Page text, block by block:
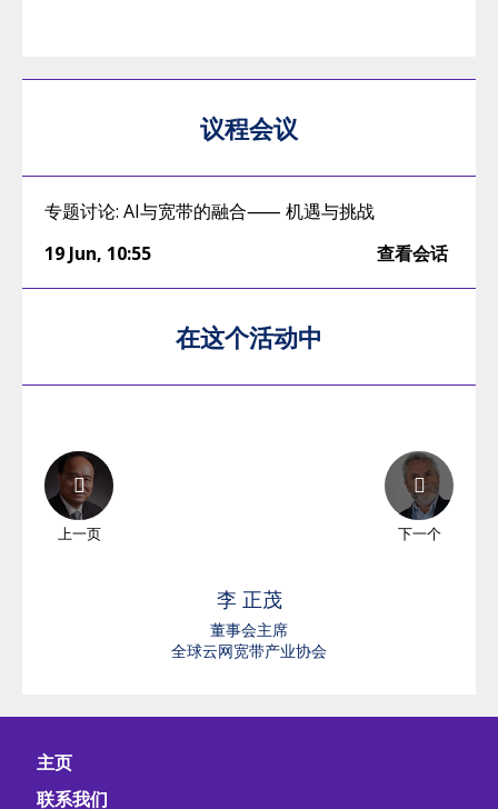
议程会议
专题讨论: AI与宽带的融合⸺ 机遇与挑战
19 Jun, 10:55 查看会话
在这个活动中
上一页 下一个
李 正茂
董事会主席
全球云网宽带产业协会
主页
联系我们